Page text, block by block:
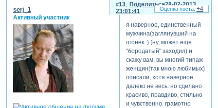
Поделиться
13
28-02-2013
23:01:41
serj_1
Активный участник
я наверное, единственный
мужчина(заглянувший на
огонек..) (ну, может еще
"бородатый" заходил) и
скажу вам, вы многий типаж
женщин(так мною любимых)
описали, хотя наверное
далеко не весь. но сделано
красиво, правдиво, стильно
и чувственно. грамотно
+4